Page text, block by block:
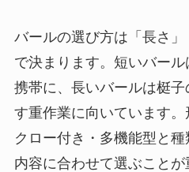
バールの選び方は「長さ
で決まります。短いバー
携帯に、長いバールは梃
す重作業に向いています。
クロー付き・多機能型と
内容に合わせて選ぶことが